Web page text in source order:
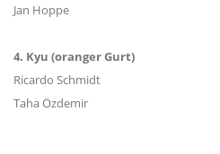
Jan Hoppe
4. Kyu (oranger Gurt)
Ricardo Schmidt
Taha Özdemir